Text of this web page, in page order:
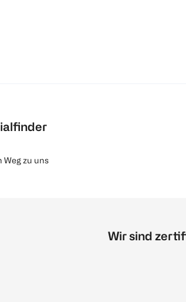
Weg zu uns
Wir sind